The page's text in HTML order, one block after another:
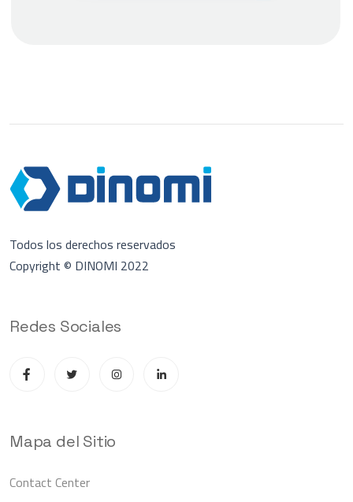
Todos los derechos reservados
Copyright © DINOMI 2022
Redes Sociales
Mapa del Sitio
Contact Center